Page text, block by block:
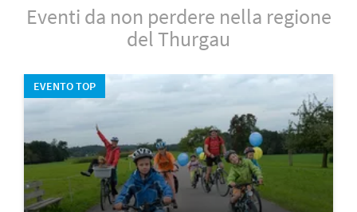
Eventi da non perdere nella regione
del Thurgau
EVENTO TOP